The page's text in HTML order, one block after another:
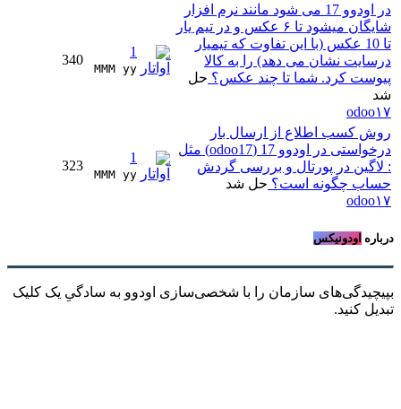
در اودوو 17 می شود مانند نرم افزار
شایگان میشود تا ۶ عکس و در تیم یار
تا 10 عکس (با این تفاوت که تیمیار
درسایت نشان می دهد) را به کالا
پیوست کرد. شما تا چند عکس؟ حل
شد
odoo۱۷
1
MMM yy
340
روش کسب اطلاع از ارسال بار
درخواستی در اودوو 17 (odoo17) مثل
: لاگین در پورتال و بررسی گردش
حساب چگونه است؟ حل شد
odoo۱۷
1
MMM yy
323
درباره اودونیکس
بپیچیدگی‌های سازمان را با شخصی‌سازی اودوو به سادگیِ یک کلیک
تبدیل کنید.